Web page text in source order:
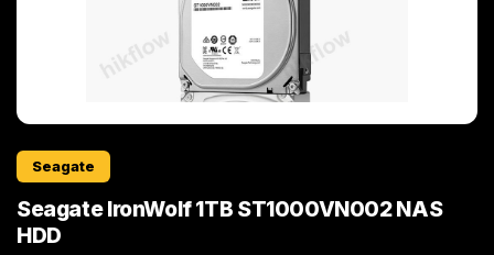
Seagate
Seagate IronWolf 1TB ST1000VN002 NAS
HDD